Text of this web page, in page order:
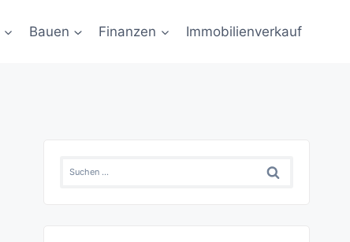
Bauen Finanzen Immobilienverkauf
Suchen